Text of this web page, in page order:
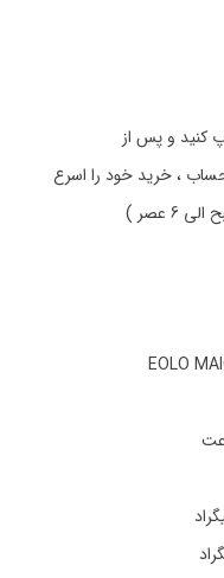
کنید و پس از
، خرید خود را اسرع